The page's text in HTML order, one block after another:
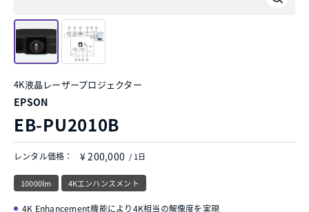
4K液晶レーザープロジェクター
EPSON
EB-PU2010B
レンタル価格： ¥ 200,000 / 1日
10000lm 4Kエンハンスメント
4K Enhancement機能により4K相当の解像度を実現